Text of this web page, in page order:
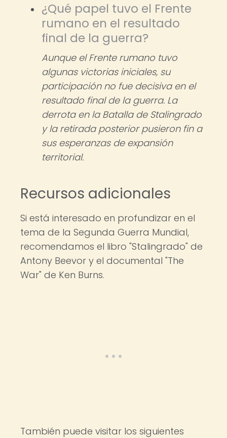
¿Qué papel tuvo el Frente
rumano en el resultado
final de la guerra?
Aunque el Frente rumano tuvo
algunas victorias iniciales, su
participación no fue decisiva en el
resultado final de la guerra. La
derrota en la Batalla de Stalingrado
y la retirada posterior pusieron fin a
sus esperanzas de expansión
territorial.
Recursos adicionales
Si está interesado en profundizar en el
tema de la Segunda Guerra Mundial,
recomendamos el libro "Stalingrado" de
Antony Beevor y el documental "The
War" de Ken Burns.
También puede visitar los siguientes